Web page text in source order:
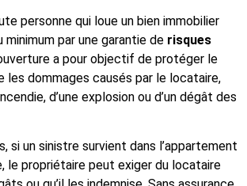
personne qui loue un bien immobilier
minimum par une garantie de risques
a pour objectif de protéger le
les dommages causés par le locataire,
incendie, d’une explosion ou d’un dégât des
si un sinistre survient dans l’appartement
le propriétaire peut exiger du locataire